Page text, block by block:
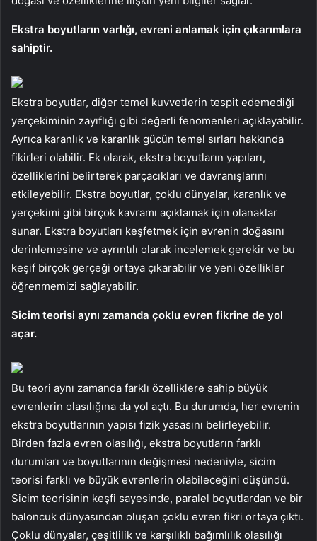
Ekstra boyutların varlığı, evreni anlamak için çıkarımlara
sahiptir.
Ekstra boyutlar, diğer temel kuvvetlerin tespit edemediği
yerçekiminin zayıflığı gibi değerli fenomenleri açıklayabilir.
Ayrıca karanlık ve karanlık gücün temel sırları hakkında
fikirleri olabilir. Ek olarak, ekstra boyutların yapıları,
özelliklerini belirterek parçacıkları ve davranışlarını
etkileyebilir. Ekstra boyutlar, çoklu dünyalar, karanlık ve
yerçekimi gibi birçok kavramı açıklamak için olanaklar
sunar. Ekstra boyutları keşfetmek için evrenin doğasını
derinlemesine ve ayrıntılı olarak incelemek gerekir ve bu
keşif birçok gerçeği ortaya çıkarabilir ve yeni özellikler
öğrenmemizi sağlayabilir.
Sicim teorisi aynı zamanda çoklu evren fikrine de yol
açar.
Bu teori aynı zamanda farklı özelliklere sahip büyük
evrenlerin olasılığına da yol açtı. Bu durumda, her evrenin
ekstra boyutlarının yapısı fizik yasasını belirleyebilir.
Birden fazla evren olasılığı, ekstra boyutların farklı
durumları ve boyutlarının değişmesi nedeniyle, sicim
teorisi farklı ve büyük evrenlerin olabileceğini düşündü.
Sicim teorisinin keşfi sayesinde, paralel boyutlardan ve bir
baloncuk dünyasından oluşan çoklu evren fikri ortaya çıktı.
Çoklu dünyalar, çeşitlilik ve karşılıklı bağımlılık olasılığı